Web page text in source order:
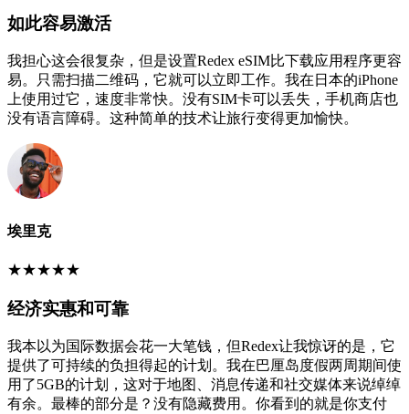
如此容易激活
我担心这会很复杂，但是设置Redex eSIM比下载应用程序更容
易。只需扫描二维码，它就可以立即工作。我在日本的iPhone
上使用过它，速度非常快。没有SIM卡可以丢失，手机商店也
没有语言障碍。这种简单的技术让旅行变得更加愉快。
埃里克
★★★★★
经济实惠和可靠
我本以为国际数据会花一大笔钱，但Redex让我惊讶的是，它
提供了可持续的负担得起的计划。我在巴厘岛度假两周期间使
用了5GB的计划，这对于地图、消息传递和社交媒体来说绰绰
有余。最棒的部分是？没有隐藏费用。你看到的就是你支付